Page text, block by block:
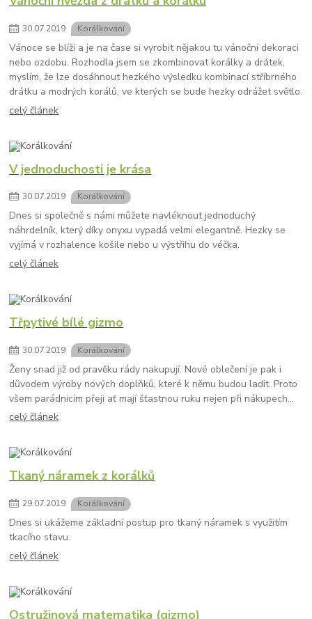
30.07.2019 Korálkování
Vánoce se blíží a je na čase si vyrobit nějakou tu vánoční dekoraci
nebo ozdobu. Rozhodla jsem se zkombinovat korálky a drátek,
myslím, že lze dosáhnout hezkého výsledku kombinací stříbrného
drátku a modrých korálů, ve kterých se bude hezky odrážet světlo.
celý článek
V jednoduchosti je krása
30.07.2019 Korálkování
Dnes si společně s námi můžete navléknout jednoduchý
náhrdelník, který díky onyxu vypadá velmi elegantně. Hezky se
vyjímá v rozhalence košile nebo u výstřihu do véčka.
celý článek
Třpytivé bílé gizmo
30.07.2019 Korálkování
Ženy snad již od pravěku rády nakupují. Nové oblečení je pak i
důvodem výroby nových doplňků, které k němu budou ladit. Proto
všem parádnicím přeji ať mají šťastnou ruku nejen při nákupech...
celý článek
Tkaný náramek z korálků
29.07.2019 Korálkování
Dnes si ukážeme základní postup pro tkaný náramek s využitím
tkacího stavu.
celý článek
Ostružinová matematika (gizmo)